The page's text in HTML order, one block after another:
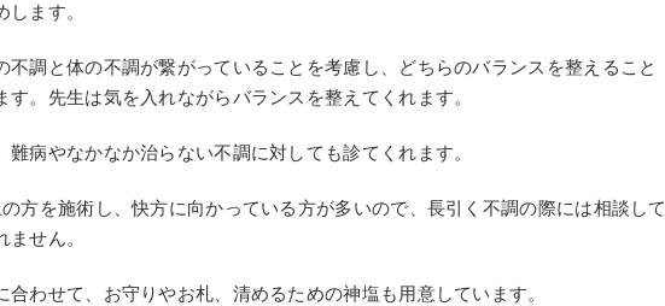
ます。
不調と体の不調が繋がっていることを考慮し、どちらのバランスを整えること
す。先生は気を入れながらバランスを整えてくれます。
難病やなかなか治らない不調に対しても診てくれます。
方を施術し、快方に向かっている方が多いので、長引く不調の際には相談して
せん。
合わせて、お守りやお札、清めるための神塩も用意しています。